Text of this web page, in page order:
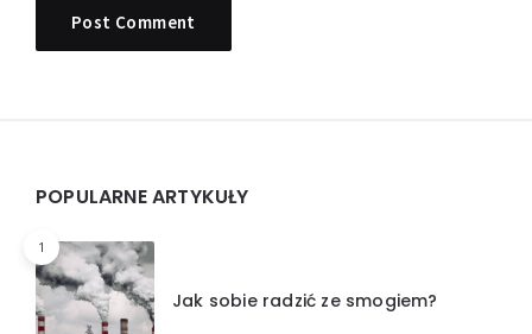
Widgets
POPULARNE ARTYKUŁY
1
Jak sobie radzić ze smogiem?